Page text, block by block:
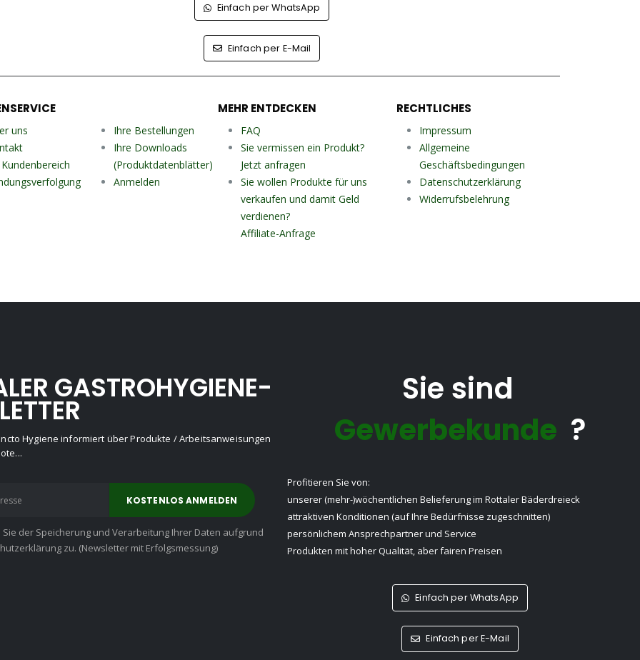
Einfach per WhatsApp
Einfach per E-Mail
uns
Ihre Bestellungen
Ihre Downloads
(Produktdatenblätter)
Anmelden
MEHR ENTDECKEN
FAQ
Sie vermissen ein Produkt?
Jetzt anfragen
Sie wollen Produkte für uns
verkaufen und damit Geld
verdienen?
Affiliate-Anfrage
RECHTLICHES
Impressum
Allgemeine
Geschäftsbedingungen
Datenschutzerklärung
Widerrufsbelehrung
GASTROHYGIENE-
Hygiene informiert über Produkte / Arbeitsanweisungen
Sie der Speicherung und Verarbeitung Ihrer Daten aufgrund
zu. (Newsletter mit Erfolgsmessung)
Sie sind
Gewerbekunde ?
Profitieren Sie von:
unserer (mehr-)wöchentlichen Belieferung im Rottaler Bäderdreieck
attraktiven Konditionen (auf Ihre Bedürfnisse zugeschnitten)
persönlichem Ansprechpartner und Service
Produkten mit hoher Qualität, aber fairen Preisen
Einfach per WhatsApp
Einfach per E-Mail